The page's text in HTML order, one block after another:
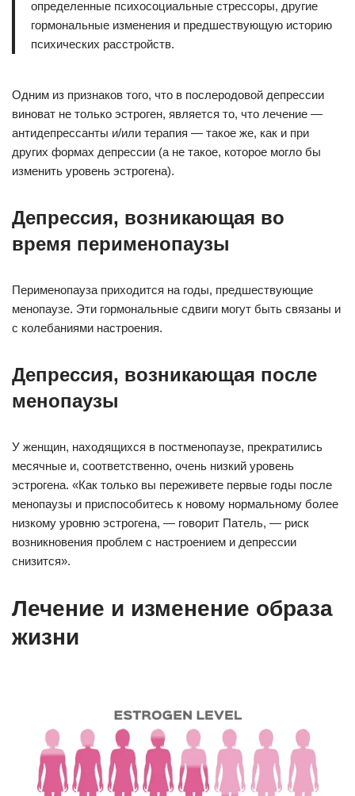
определенные психосоциальные стрессоры, другие
гормональные изменения и предшествующую историю
психических расстройств.
Одним из признаков того, что в послеродовой депрессии
виноват не только эстроген, является то, что лечение —
антидепрессанты и/или терапия — такое же, как и при
других формах депрессии (а не такое, которое могло бы
изменить уровень эстрогена).
Депрессия, возникающая во
время перименопаузы
Перименопауза приходится на годы, предшествующие
менопаузе. Эти гормональные сдвиги могут быть связаны и
с колебаниями настроения.
Депрессия, возникающая после
менопаузы
У женщин, находящихся в постменопаузе, прекратились
месячные и, соответственно, очень низкий уровень
эстрогена. «Как только вы переживете первые годы после
менопаузы и приспособитесь к новому нормальному более
низкому уровню эстрогена, — говорит Патель, — риск
возникновения проблем с настроением и депрессии
снизится».
Лечение и изменение образа
жизни